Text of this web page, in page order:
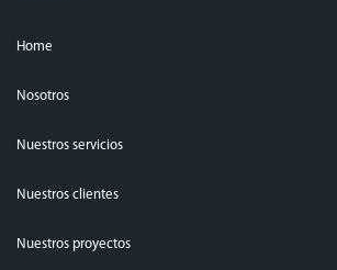
Home
Nosotros
Nuestros servicios
Nuestros clientes
Nuestros proyectos